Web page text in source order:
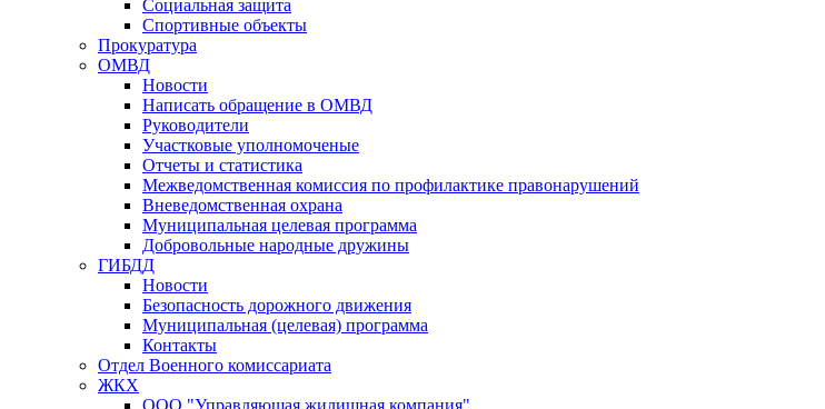
Социальная защита
Спортивные объекты
Прокуратура
ОМВД
Новости
Написать обращение в ОМВД
Руководители
Участковые уполномоченые
Отчеты и статистика
Межведомственная комиссия по профилактике правонарушений
Вневедомственная охрана
Муниципальная целевая программа
Добровольные народные дружины
ГИБДД
Новости
Безопасность дорожного движения
Муниципальная (целевая) программа
Контакты
Отдел Военного комиссариата
ЖКХ
ООО "Управляющая жилищная компания"